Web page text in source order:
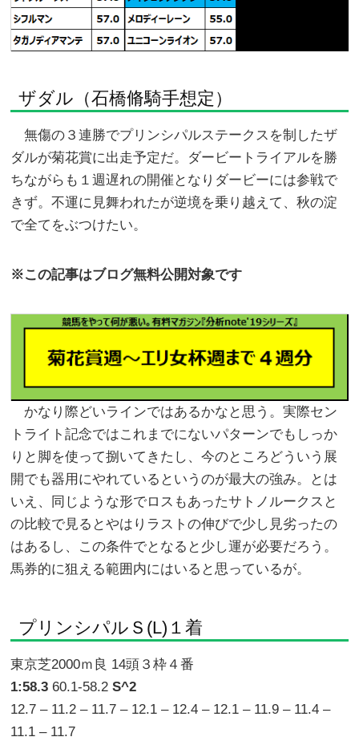
ザダル（石橋脩騎手想定）
無傷の３連勝でプリンシパルステークスを制したザ
ダルが菊花賞に出走予定だ。ダービートライアルを勝
ちながらも１週遅れの開催となりダービーには参戦で
きず。不運に見舞われたが逆境を乗り越えて、秋の淀
で全てをぶつけたい。
※この記事はブログ無料公開対象です
かなり際どいラインではあるかなと思う。実際セン
トライト記念ではこれまでにないパターンでもしっか
りと脚を使って捌いてきたし、今のところどういう展
開でも器用にやれているというのが最大の強み。とは
いえ、同じような形でロスもあったサトノルークスと
の比較で見るとやはりラストの伸びで少し見劣ったの
はあるし、この条件でとなると少し運が必要だろう。
馬券的に狙える範囲内にはいると思っているが。
プリンシパルＳ(L)１着
東京芝2000ｍ良 14頭３枠４番
1:58.3 60.1-58.2S^2
12.7 – 11.2 – 11.7 – 12.1 – 12.4 – 12.1 – 11.9 – 11.4 –
11.1 – 11.7